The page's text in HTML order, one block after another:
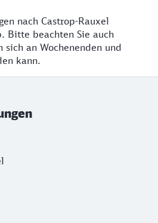
nach Castrop-Rauxel
Bitte beachten Sie auch
sich an Wochenenden und
kann.